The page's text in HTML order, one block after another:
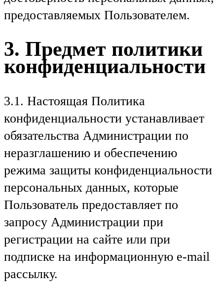
предоставляемых Пользователем.
3. Предмет политики
конфиденциальности
3.1. Настоящая Политика
конфиденциальности устанавливает
обязательства Администрации по
неразглашению и обеспечению
режима защиты конфиденциальности
персональных данных, которые
Пользователь предоставляет по
запросу Администрации при
регистрации на сайте или при
подписке на информационную e-mail
рассылку.